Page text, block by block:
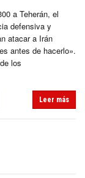
a Teherán, el
defensiva y
atacar a Irán
antes de hacerlo».
los
Leer más